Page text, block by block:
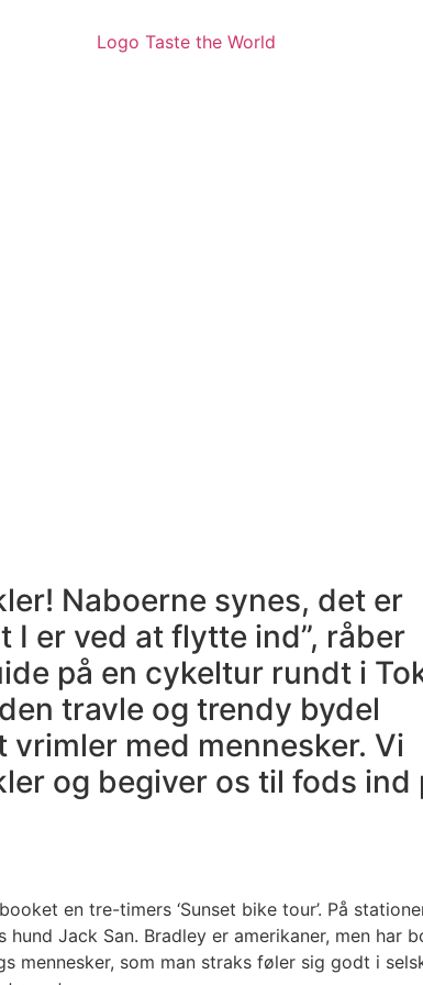
Naboerne synes, det er
I er ved at flytte ind”, råber
på en cykeltur rundt i
travle og trendy bydel
med mennesker. Vi
og begiver os til fods ind
en tre-timers ‘Sunset bike tour’. På
Jack San. Bradley er amerikaner, men har
mennesker, som man straks føler sig godt i